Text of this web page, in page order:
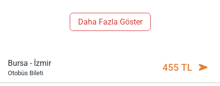
Daha Fazla Göster
Bursa - İzmir
Otobüs Bileti 455 TL